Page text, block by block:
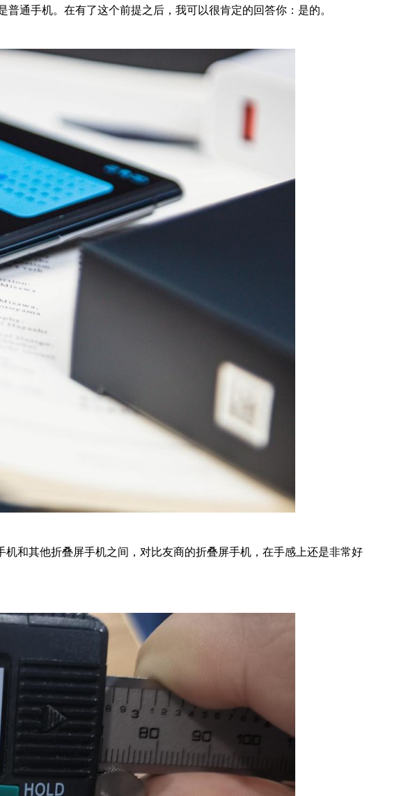
通手机。在有了这个前提之后，我可以很肯定的回答你：是的。
和其他折叠屏手机之间，对比友商的折叠屏手机，在手感上还是非常好